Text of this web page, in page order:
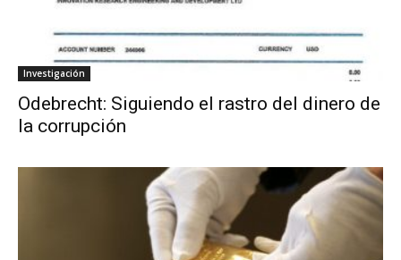
Investigación
Odebrecht: Siguiendo el rastro del dinero de
la corrupción